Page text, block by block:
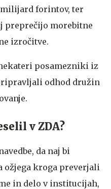
milijard forintov, ter
preprečijo morebitne
izročitve.
posamezniki iz
odhod družin
v ZDA?
da naj bi
ožjega kroga preverjali
in delo v institucijah,